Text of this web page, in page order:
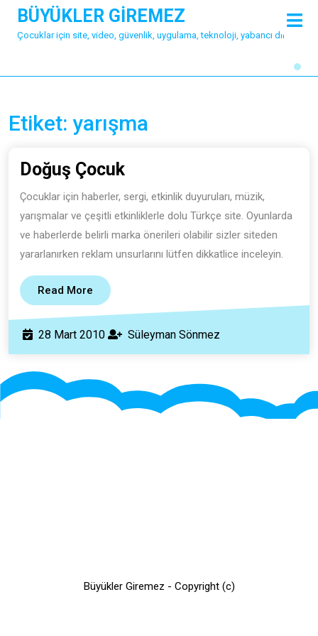
content
BÜYÜKLER GİREMEZ
Çocuklar için site, video, güvenlik, uygulama, teknoloji, yabancı dil
Etiket: yarışma
Doğuş ÇocukDoğuş
Çocuk
Çocuklar için haberler, sergi, etkinlik duyuruları, müzik,
yarışmalar ve çeşitli etkinliklerle dolu Türkçe site. Oyunlarda
ve haberlerde belirli marka önerileri olabilir sizler siteden
yararlanırken reklam unsurlarını lütfen dikkatlice inceleyin.
Read More Read
More
28 Mart 201028
Mart
Süleyman Sönmez
Sönmez
Büyükler Giremez - Copyright (c)